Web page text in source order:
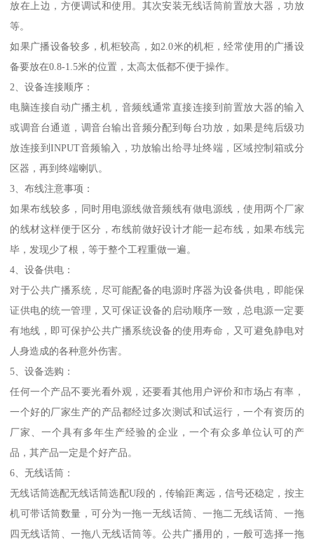
放在上边，方便调试和使用。其次安装无线话筒前置放大器，功放
等。
如果广播设备较多，机柜较高，如2.0米的机柜，经常使用的广播设
备要放在0.8-1.5米的位置，太高太低都不便于操作。
2、设备连接顺序：
电脑连接自动广播主机，音频线通常直接连接到前置放大器的输入
或调音台通道，调音台输出音频分配到每台功放，如果是纯后级功
放连接到INPUT音频输入，功放输出给寻址终端，区域控制箱或分
区器，再到终端喇叭。
3、布线注意事项：
如果布线较多，同时用电源线做音频线有做电源线，使用两个厂家
的线材这样便于区分，布线前做好设计才能一起布线，如果布线完
毕，发现少了根，等于整个工程重做一遍。
4、设备供电：
对于公共广播系统，尽可能配备的电源时序器为设备供电，即能保
证供电的统一管理，又可保证设备的启动顺序一致，总电源一定要
有地线，即可保护公共广播系统设备的使用寿命，又可避免静电对
人身造成的各种意外伤害。
5、设备选购：
任何一个产品不要光看外观，还要看其他用户评价和市场占有率，
一个好的厂家生产的产品都经过多次测试和试运行，一个有资历的
厂家、一个具有多年生产经验的企业，一个有众多单位认可的产
品，其产品一定是个好产品。
6、无线话筒：
无线话筒选配无线话筒选配U段的，传输距离远，信号还稳定，按主
机可带话筒数量，可分为一拖一无线话筒、一拖二无线话筒、一拖
四无线话筒、一拖八无线话筒等。公共广播用的，一般可选择一拖